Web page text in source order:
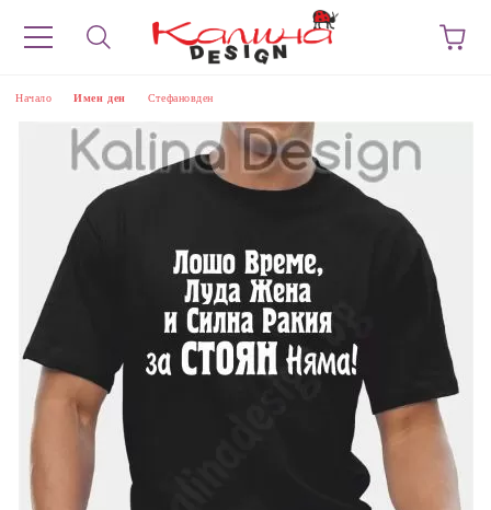
Начало Имен ден Стефановден